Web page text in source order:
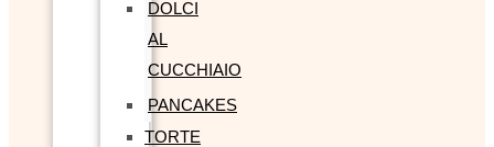
DOLCI
AL
CUCCHIAIO
PANCAKES
TORTE